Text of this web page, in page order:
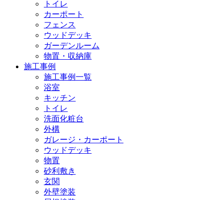
トイレ
カーポート
フェンス
ウッドデッキ
ガーデンルーム
物置・収納庫
施工事例
施工事例一覧
浴室
キッチン
トイレ
洗面化粧台
外構
ガレージ・カーポート
ウッドデッキ
物置
砂利敷き
玄関
外壁塗装